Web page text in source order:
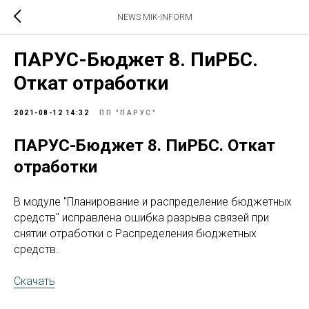
NEWS MIK-INFORM
ПАРУС-Бюджет 8. ПиРБС.
Откат отработки
2021-08-12 14:32 ПП "ПАРУС"
ПАРУС-Бюджет 8. ПиРБС. Откат
отработки
В модуле "Планирование и распределение бюджетных
средств" исправлена ошибка разрыва связей при
снятии отработки с Распределения бюджетных
средств.
Скачать